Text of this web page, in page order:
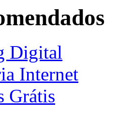
Digital
Internet
Grátis